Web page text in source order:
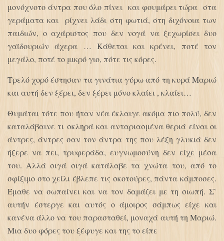
μονόχνοτο άντρα που όλο πίνει και φουμάρει τώρα στα
γεράματα και ρίχνει λάδι στη φωτιά, στη διχόνοια των
παιδιών, ο αχάριστος που δεν νογά να ξεχωρίσει δυο
γαϊδουριών άχερα … Κάθεται και κρένει, ποτέ τον
μεγάλο, ποτέ το μικρό γιο, πότε τις κόρες.
Τρελό χορό έστησαν τα γινάτια γύρω από τη κυρά Μαριώ
και αυτή δεν ξέρει, δεν ξέρει μόνο κλαίει , κλαίει…
Θυμάται τότε που ήταν νέα έκλαιγε ακόμα πιο πολύ, δεν
καταλάβαινε τι σκληρά και ανταριασμένα θεριά είναι οι
άντρες, άντρες σαν τον άντρα της που λέξη γλυκιά δεν
ήξερε να πει, τρυφεράδα, ευγνωμοσύνη δεν είχε μέσα
του. Αλλά σιγά σιγά κατάλαβε τα χνώτα του, από το
σφίξιμο στο χείλι έβλεπε τις σκοτούρες, πάντα κάμποσες.
Έμαθε να σωπαίνει και να τον δαμάζει με τη σιωπή. Σ`
αυτήν έστεργε και αυτός ο άμοιρος σάμπως είχε και
κανένα άλλο να του παρασταθεί, μοναχά αυτή τη Μαριώ.
Μια δυο φόρες του ξέφυγε και της το είπε